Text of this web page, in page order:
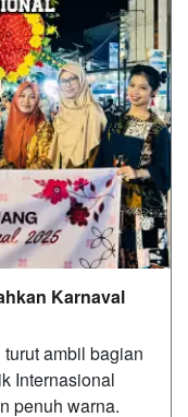
Karnaval
ambil bagian
Internasional
penuh warna.